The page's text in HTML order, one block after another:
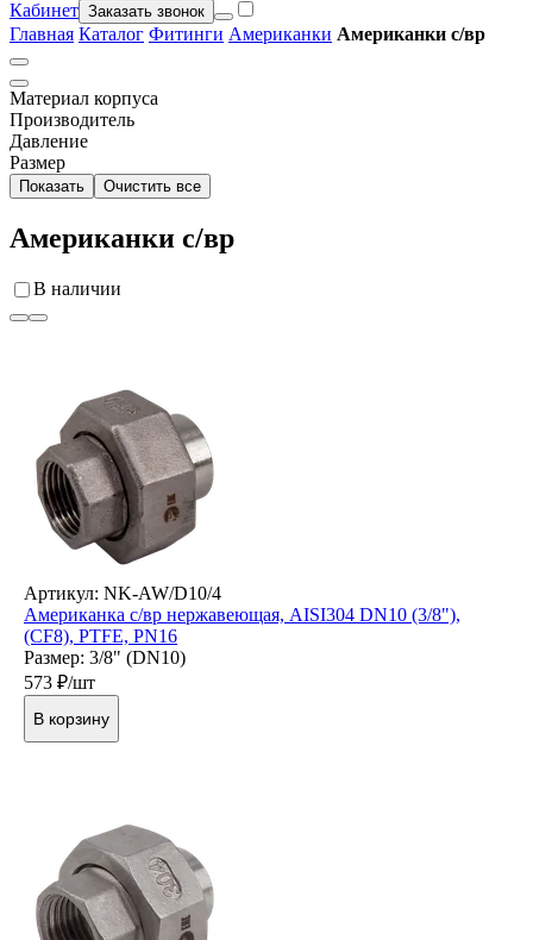
Кабинет Заказать звонок
Главная Каталог Фитинги Американки Американки с/вр
Материал корпуса
Производитель
Давление
Размер
Показать Очистить все
Американки с/вр
В наличии
Артикул: NK-AW/D10/4
Американка с/вр нержавеющая, AISI304 DN10 (3/8"),
(CF8), PTFE, PN16
Размер: 3/8" (DN10)
573 ₽/шт
В корзину